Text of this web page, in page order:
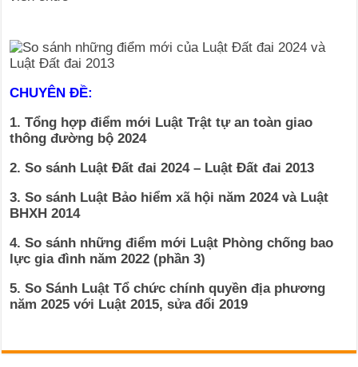
CHUYÊN ĐỀ:
1. Tổng hợp điểm mới Luật Trật tự an toàn giao
thông đường bộ 2024
2. So sánh Luật Đất đai 2024 – Luật Đất đai 2013
3. So sánh Luật Bảo hiểm xã hội năm 2024 và Luật
BHXH 2014
4. So sánh những điểm mới Luật Phòng chống bao
lực gia đình năm 2022 (phần 3)
5. So Sánh Luật Tổ chức chính quyền địa phương
năm 2025 với Luật 2015, sửa đổi 2019